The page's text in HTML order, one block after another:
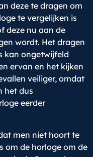
deze te dragen om
te vergelijken is
deze nu aan de
wordt. Het dragen
kan ongetwijfeld
ervan en het kijken
veiliger, omdat
het dus
eerder
men niet hoort te
om de horloge om de